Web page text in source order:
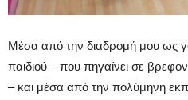
Μέσα από την διαδρομή μου ως
παιδιού – που πηγαίνει σε
– και μέσα από την πολύμηνη